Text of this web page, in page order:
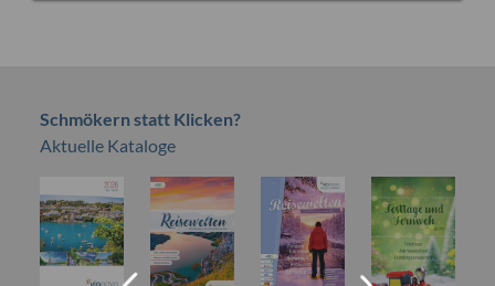
Schmökern statt Klicken?
Aktuelle Kataloge